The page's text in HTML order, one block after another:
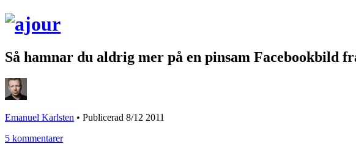
Så hamnar du aldrig mer på en pinsam Facebookbild
Emanuel Karlsten • Publicerad 8/12 2011
5 kommentarer